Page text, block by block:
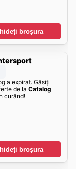
broșura
a expirat. Găsiți
de la Catalog
curând!
broșura